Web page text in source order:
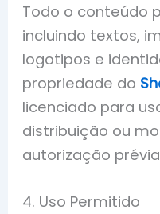
Todo o conteúdo
incluindo textos,
logotipos e
propriedade do
licenciado para
distribuição ou
autorização
4. Uso Permitido